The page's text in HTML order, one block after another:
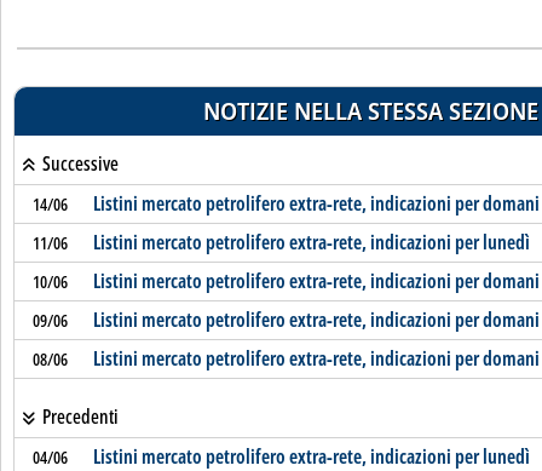
NOTIZIE NELLA STESSA SEZIONE
Successive
14/06 Listini mercato petrolifero extra-rete, indicazioni per domani
11/06 Listini mercato petrolifero extra-rete, indicazioni per lunedì
10/06 Listini mercato petrolifero extra-rete, indicazioni per domani
09/06 Listini mercato petrolifero extra-rete, indicazioni per domani
08/06 Listini mercato petrolifero extra-rete, indicazioni per domani
Precedenti
04/06 Listini mercato petrolifero extra-rete, indicazioni per lunedì